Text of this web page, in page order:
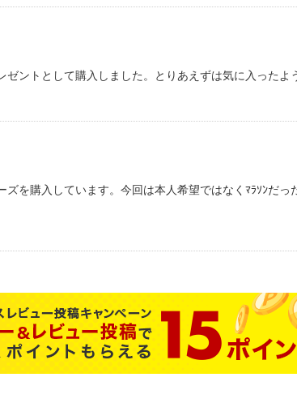
ントとして購入しました。とりあえずは気に入ったよ
を購入しています。今回は本人希望ではなくﾏﾗｿﾝだ